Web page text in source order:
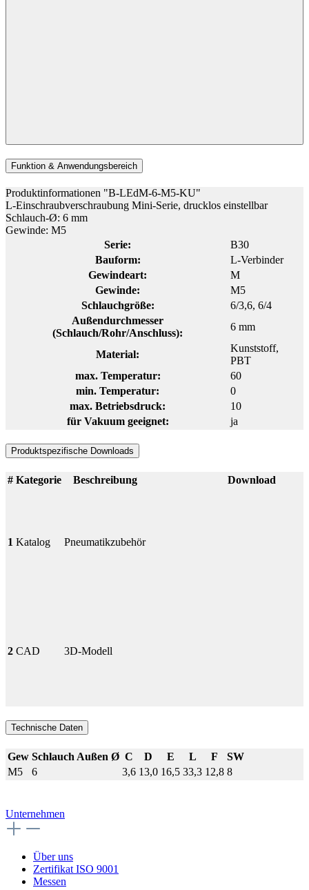
Funktion & Anwendungsbereich
Produktinformationen "B-LEdM-6-M5-KU"
L-Einschraubverschraubung Mini-Serie, drucklos einstellbar
Schlauch-Ø: 6 mm
Gewinde: M5
Serie:
B30
Bauform:
L-Verbinder
Gewindeart:
M
Gewinde:
M5
Schlauchgröße:
6/3,6, 6/4
Außendurchmesser
(Schlauch/Rohr/Anschluss):
6 mm
Material:
Kunststoff,
PBT
max. Temperatur:
60
min. Temperatur:
0
max. Betriebsdruck:
10
für Vakuum geeignet:
ja
Produktspezifische Downloads
# Kategorie Beschreibung Download
1 Katalog Pneumatikzubehör
2 CAD 3D-Modell
Technische Daten
Gew Schlauch Außen Ø C D E L F
SW
M5
6 3,6 13,0 16,5 33,3 12,8 8
Unternehmen
Über uns
Zertifikat ISO 9001
Messen